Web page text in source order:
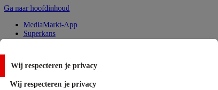
Ga naar hoofdinhoud
MediaMarkt-App
Superkans
Onze services
Wij respecteren je privacy
Wij respecteren je privacy